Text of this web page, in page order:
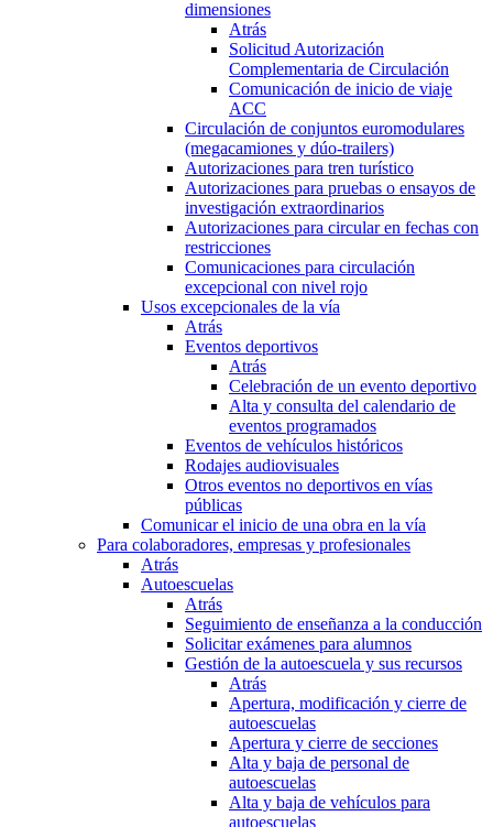
dimensiones
Atrás
Solicitud Autorización
Complementaria de Circulación
Comunicación de inicio de viaje
ACC
Circulación de conjuntos euromodulares
(megacamiones y dúo-trailers)
Autorizaciones para tren turístico
Autorizaciones para pruebas o ensayos de
investigación extraordinarios
Autorizaciones para circular en fechas con
restricciones
Comunicaciones para circulación
excepcional con nivel rojo
Usos excepcionales de la vía
Atrás
Eventos deportivos
Atrás
Celebración de un evento deportivo
Alta y consulta del calendario de
eventos programados
Eventos de vehículos históricos
Rodajes audiovisuales
Otros eventos no deportivos en vías
públicas
Comunicar el inicio de una obra en la vía
Para colaboradores, empresas y profesionales
Atrás
Autoescuelas
Atrás
Seguimiento de enseñanza a la conducción
Solicitar exámenes para alumnos
Gestión de la autoescuela y sus recursos
Atrás
Apertura, modificación y cierre de
autoescuelas
Apertura y cierre de secciones
Alta y baja de personal de
autoescuelas
Alta y baja de vehículos para
autoescuelas